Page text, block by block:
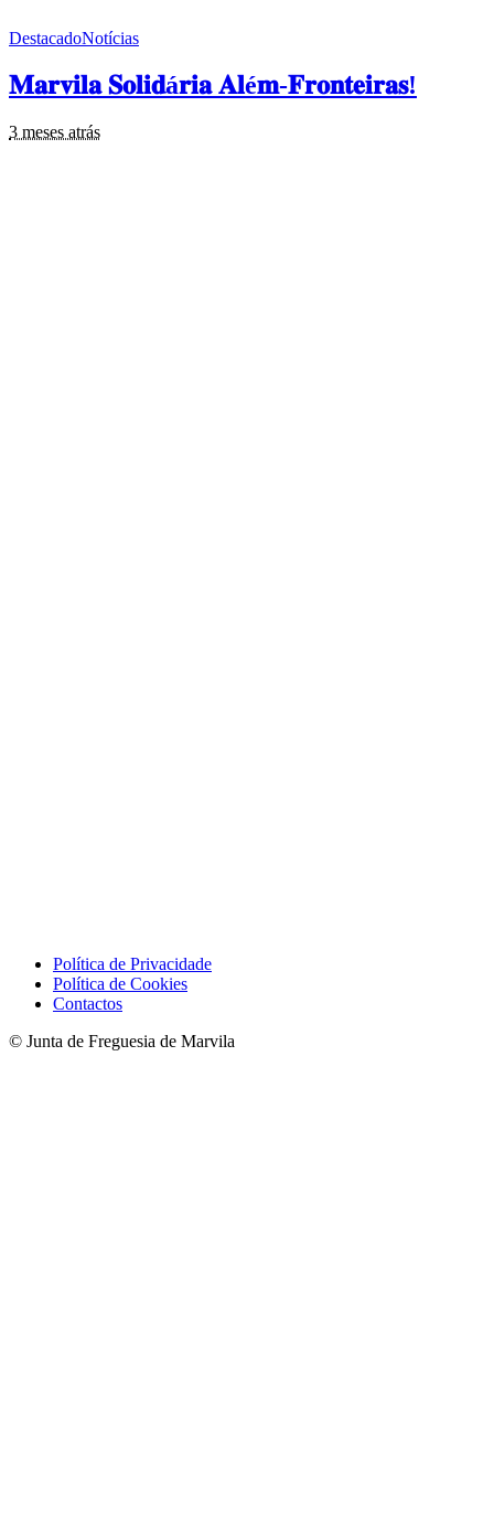
DestacadoNotícias
𝐌𝐚𝐫𝐯𝐢𝐥𝐚 𝐒𝐨𝐥𝐢𝐝á𝐫𝐢𝐚 𝐀𝐥é𝐦-𝐅𝐫𝐨𝐧𝐭𝐞𝐢𝐫𝐚𝐬!
3 meses atrás
Política de Privacidade
Política de Cookies
Contactos
© Junta de Freguesia de Marvila